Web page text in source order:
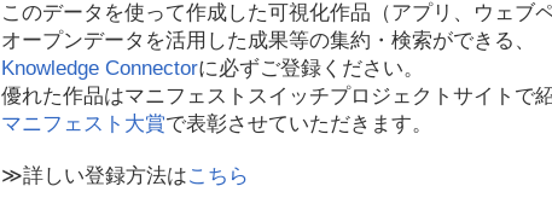
このデータを使って作成した可視化作品（アプリ、ウェブ
オープンデータを活用した成果等の集約・検索ができる、
Knowledge Connectorに必ずご登録ください。
優れた作品はマニフェストスイッチプロジェクトサイトで
マニフェスト大賞で表彰させていただきます。
≫詳しい登録方法はこちら